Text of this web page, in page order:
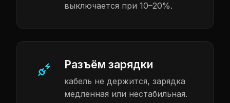
выключается при 10–20%.
Разъём зарядки
кабель не держится, зарядка
медленная или нестабильная.